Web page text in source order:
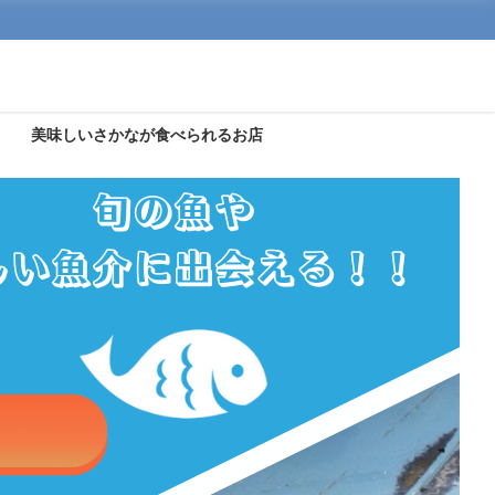
美味しいさかなが食べられるお店